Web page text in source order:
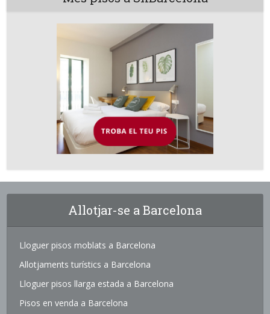
Allotjar-se a Barcelona
Lloguer pisos moblats a Barcelona
Allotjaments turístics a Barcelona
Lloguer pisos llarga estada a Barcelona
Pisos en venda a Barcelona